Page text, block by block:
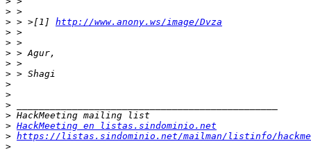
>
> > >[1] http://www.anony.ws/image/Dvza
>
>
>
>
>
>
>
>
>
> HackMeeting en listas.sindominio.net
> https://listas.sindominio.net/mailman/listinfo/
>